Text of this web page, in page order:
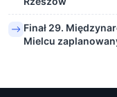
Finał 29.
Mielcu